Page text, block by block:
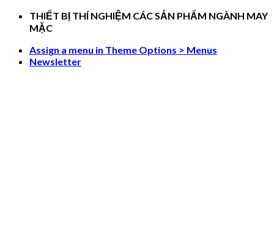
Skip
THIẾT BỊ THÍ NGHIỆM CÁC SẢN PHẨM NGÀNH MAY
MẶC
Assign a menu in Theme Options > Menus
Newsletter